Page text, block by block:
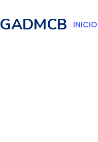
GADMCB INICIO